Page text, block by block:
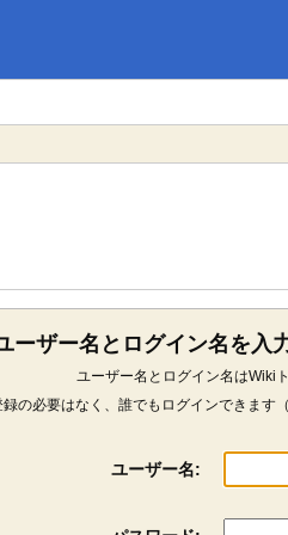
ーザー名とログイン名を入
ユーザー名とログイン名はWiki
録の必要はなく、誰でもログインできます
ユーザー名: